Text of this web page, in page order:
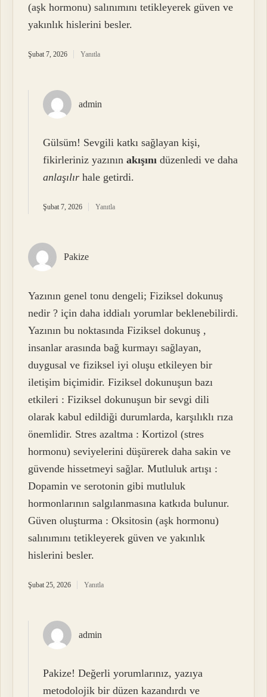
(aşk hormonu) salınımını tetikleyerek güven ve
yakınlık hislerini besler.
Şubat 7, 2026 Yanıtla
admin
Gülsüm! Sevgili katkı sağlayan kişi,
fikirleriniz yazınınakışını düzenledi ve daha
anlaşılır hale getirdi.
Şubat 7, 2026 Yanıtla
Pakize
Yazının genel tonu dengeli; Fiziksel dokunuş
nedir ? için daha iddialı yorumlar beklenebilirdi.
Yazının bu noktasında Fiziksel dokunuş ,
insanlar arasında bağ kurmayı sağlayan,
duygusal ve fiziksel iyi oluşu etkileyen bir
iletişim biçimidir. Fiziksel dokunuşun bazı
etkileri : Fiziksel dokunuşun bir sevgi dili
olarak kabul edildiği durumlarda, karşılıklı rıza
önemlidir. Stres azaltma : Kortizol (stres
hormonu) seviyelerini düşürerek daha sakin ve
güvende hissetmeyi sağlar. Mutluluk artışı :
Dopamin ve serotonin gibi mutluluk
hormonlarının salgılanmasına katkıda bulunur.
Güven oluşturma : Oksitosin (aşk hormonu)
salınımını tetikleyerek güven ve yakınlık
hislerini besler.
Şubat 25, 2026 Yanıtla
admin
Pakize! Değerli yorumlarınız, yazıya
metodolojik bir düzen kazandırdı ve